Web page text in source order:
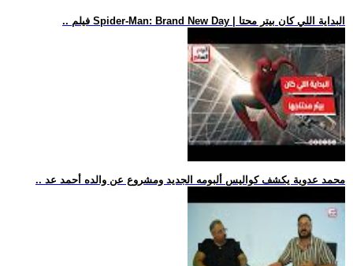
.. فيلم Spider-Man: Brand New Day | البداية اللي كان بيتر محتا
.. محمد عدوية يكشف كواليس ألبومه الجديد ومشروع عن والده أحمد عد